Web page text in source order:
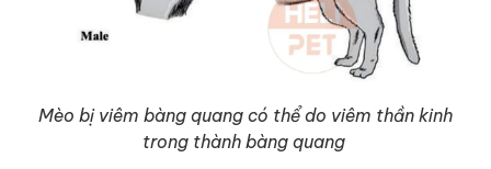
Mèo bị viêm bàng quang có thể do viêm thần kinh
trong thành bàng quang